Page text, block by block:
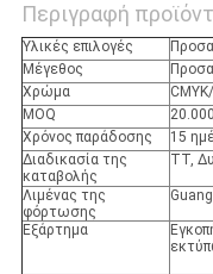
Περιγραφή
Υλικές επιλογές
Μέγεθος
Χρώμα
MOQ
Χρόνος παράδοσης
15
Διαδικασία της
καταβολής
TT,
Λιμένας της
φόρτωσης
Εξάρτημα